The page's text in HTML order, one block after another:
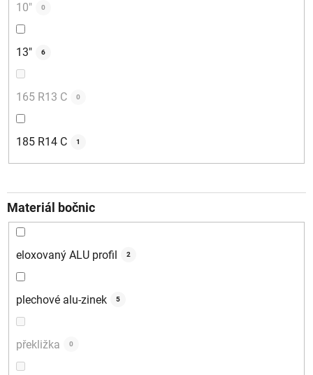
10" 0
13" 6
165 R13 C 0
185 R14 C 1
Materiál bočnic
eloxovaný ALU profil 2
plechové alu-zinek 5
překližka 0